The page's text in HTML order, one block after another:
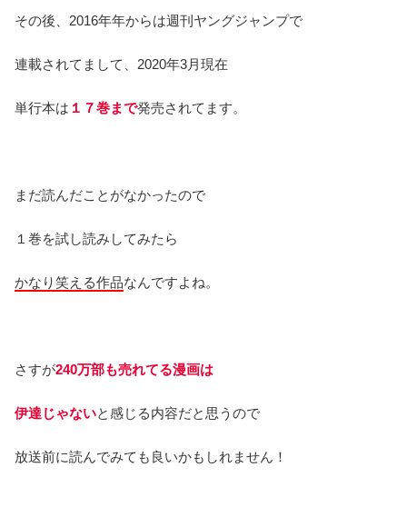
その後、2016年年からは週刊ヤングジャンプで
連載されてまして、2020年3月現在
単行本は １７巻まで発売されてます。
まだ読んだことがなかったので
１巻を試し読みしてみたら
かなり笑える作品なんですよね。
さすが240万部も売れてる漫画は
伊達じゃないと感じる内容だと思うので
放送前に読んでみても良いかもしれません！